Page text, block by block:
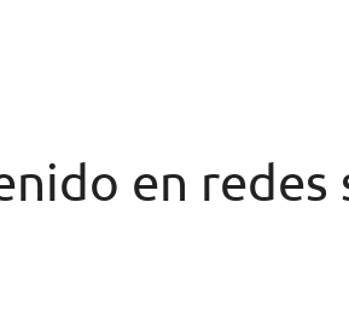
en redes